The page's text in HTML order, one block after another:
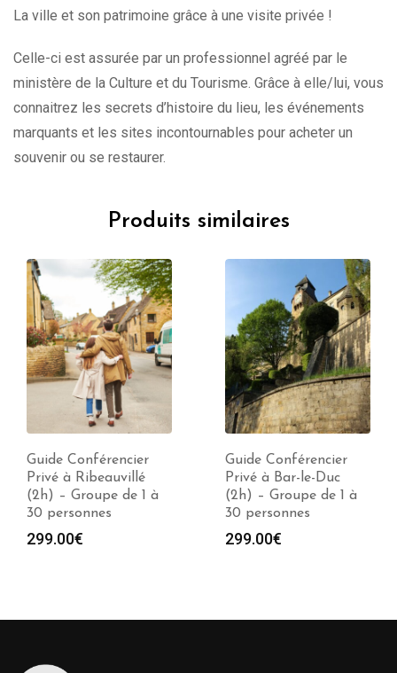
La ville et son patrimoine grâce à une visite privée !
Celle-ci est assurée par un professionnel agréé par le
ministère de la Culture et du Tourisme. Grâce à elle/lui, vous
connaitrez les secrets d’histoire du lieu, les événements
marquants et les sites incontournables pour acheter un
souvenir ou se restaurer.
Produits similaires
Guide Conférencier
Privé à Ribeauvillé
(2h) – Groupe de 1 à
30 personnes
299.00€
Guide Conférencier
Privé à Bar-le-Duc
(2h) – Groupe de 1 à
30 personnes
299.00€